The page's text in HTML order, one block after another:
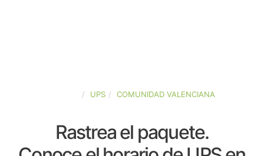
UPS COMUNIDAD VALENCIANA
Rastrea el paquete.